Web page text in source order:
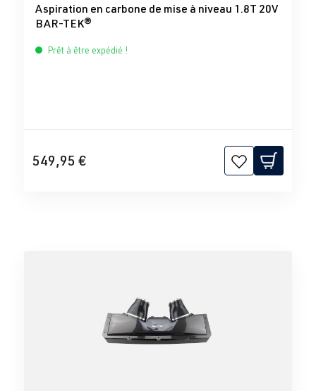
Aspiration en carbone de mise à niveau 1.8T 20V
BAR-TEK®
Prêt à être expédié !
549,95 €